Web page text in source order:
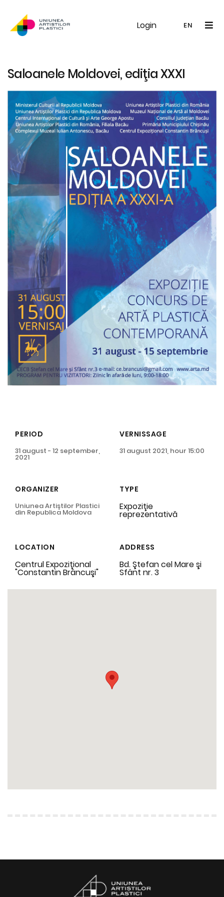
Login EN
EN
UAP Galerie Noutăți
Saloanele Moldovei, ediţia XXXI
PERIOD
31 august - 12 september,
2021
VERNISSAGE
31 august 2021, hour 15:00
ORGANIZER
Uniunea Artiştilor Plastici
din Republica Moldova
TYPE
Expoziţie
reprezentativă
LOCATION
Centrul Expoziţional
"Constantin Brâncuşi"
ADDRESS
Bd. Ştefan cel Mare şi
Sfânt nr. 3